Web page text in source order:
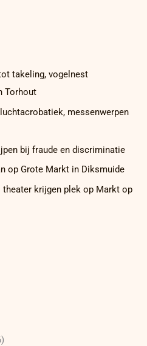
takeling, vogelnest
Torhout
messenwerpen
bij fraude en discriminatie
op Grote Markt in Diksmuide
krijgen plek op Markt op